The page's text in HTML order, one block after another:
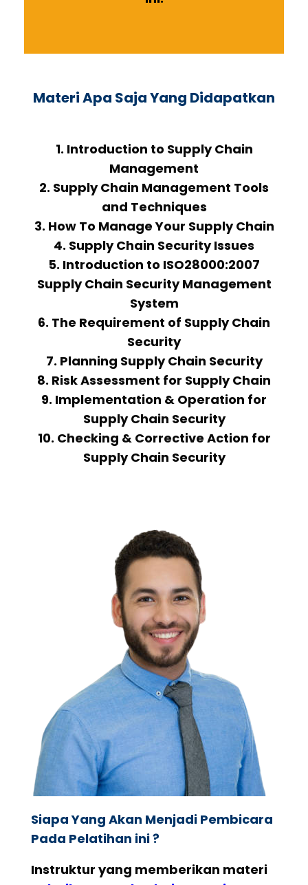
Materi Apa Saja Yang Didapatkan
1. Introduction to Supply Chain
Management
2. Supply Chain Management Tools
and Techniques
3. How To Manage Your Supply Chain
4. Supply Chain Security Issues
5. Introduction to ISO28000:2007
Supply Chain Security Management
System
6. The Requirement of Supply Chain
Security
7. Planning Supply Chain Security
8. Risk Assessment for Supply Chain
9. Implementation & Operation for
Supply Chain Security
10. Checking & Corrective Action for
Supply Chain Security
Siapa Yang Akan Menjadi Pembicara
Pada Pelatihan ini ?
Instruktur yang memberikan materi